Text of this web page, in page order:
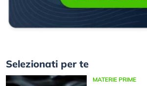
Selezionati per te
MATERIE PRIME